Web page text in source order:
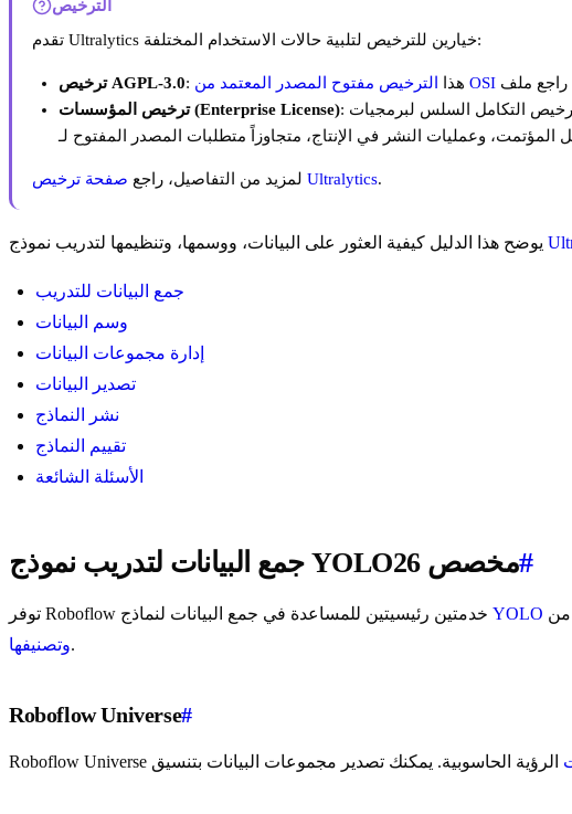
الترخيص
تقدم Ultralytics خيارين للترخيص لتلبية حالات الاستخدام المختلفة:
ترخيص AGPL-3.0 : هذا الترخيص مفتوح المصدر المعتمد من OSI
ترخيص المؤسسات (Enterprise License): للاستخدام في التطوير والإنتاج، يتيح هذا الترخيص التكامل السلس لبرمجيات Ultralytics ونماذج AI في منتجات وخدمات الأعمال، بما في ذلك الأدوات الداخلية، وسير
لمزيد من التفاصيل، راجع صفحة ترخيص Ultralytics.
جمع البيانات للتدريب
وسم البيانات
إدارة مجموعات البيانات
تصدير البيانات
نشر النماذج
تقييم النماذج
الأسئلة الشائعة
جمع البيانات لتدريب نموذج YOLO26 مخصص#
YOLO
وتصنيفها.
Roboflow Universe#